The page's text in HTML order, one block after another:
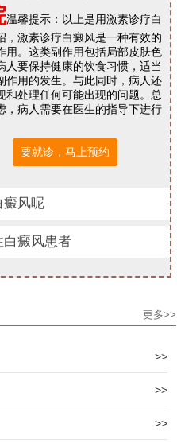
温馨提示：以上是用激素诊疗白
，激素诊疗白癜风是一种有效的
用。这类副作用包括局部皮肤色
要保持健康的饮食习惯，适当
作用的发生。与此同时，病人还
和处理任何可能出现的问题。总
，病人需要在医生的指导下进行
要就诊，马上预约
癜风呢
癜风患者
更多>>
>>
>>
>>